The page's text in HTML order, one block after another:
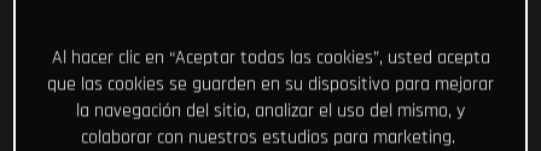
Al hacer clic en “Aceptar todas las cookies”, usted acepta
que las cookies se guarden en su dispositivo para mejorar
la navegación del sitio, analizar el uso del mismo, y
colaborar con nuestros estudios para marketing.